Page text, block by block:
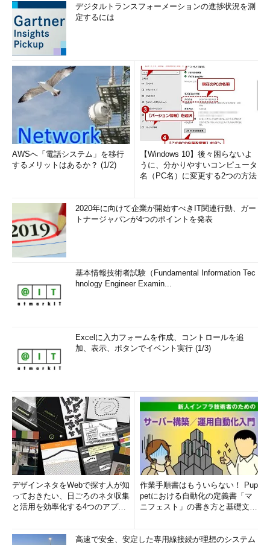
デジタルトランスフォーメーションの進捗状況を測
定するには
AWSへ「電話システム」を移行
するメリットはあるか？ (1/2)
【Windows 10】後々困らないよ
うに、分かりやすいコンピュータ
名（PC名）に変更する2つの方法
2020年に向けて企業が開始すべきIT関連行動、ガー
トナージャパンが4つのポイントを発表
基本情報技術者試験（Fundamental Information Tec
hnology Engineer Examin...
Excelに入力フォームを作成、コントロールを追
加、表示、ボタンでイベント実行 (1/3)
デザインネタをWebで探す人が知
っておきたい、日ごろのネタ収集
と活用を効率化する4つのアプリ
作業手順書はもういらない！ Pup
petにおける自動化の定義書「マ
ニフェスト」の書き方と基礎文法
高速で安全、安定した専用線接続が理想のシステム